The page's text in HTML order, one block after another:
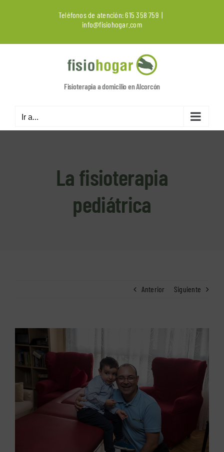
Teléfonos de atención:615 358 759 |
info@fisiohogar.com
Fisioterapia a domicilio en Alcorcón
Ir a...
La fisioterapia
pediátrica
Anterior Siguiente
imagen
más